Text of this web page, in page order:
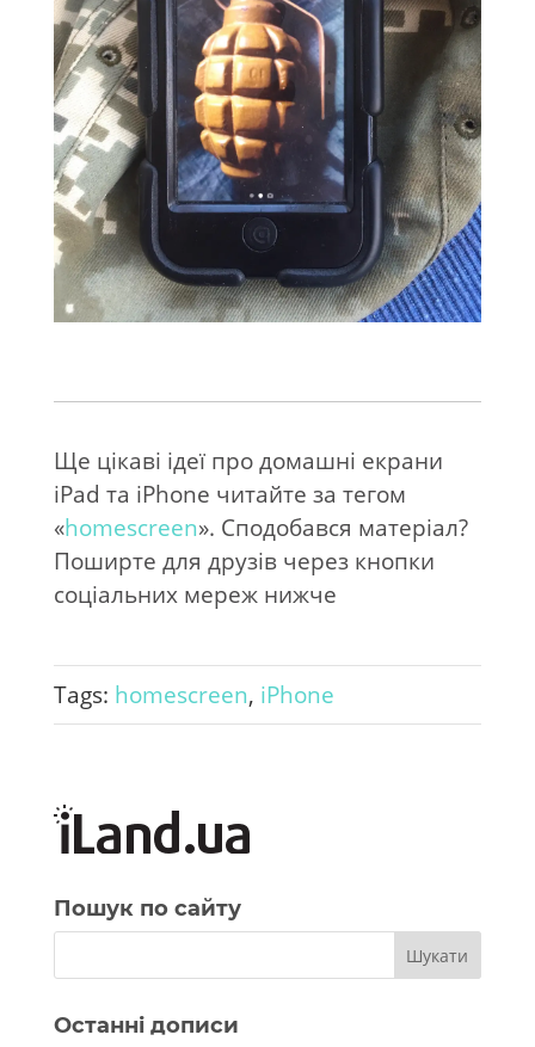
Ще цікаві ідеї про домашні екрани
iPad та iPhone читайте за тегом
«homescreen». Сподобався матеріал?
Поширте для друзів через кнопки
соціальних мереж нижче
Tags: homescreen, iPhone
Пошук по сайту
Останні дописи